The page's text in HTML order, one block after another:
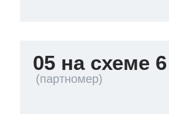
05 на схеме 6